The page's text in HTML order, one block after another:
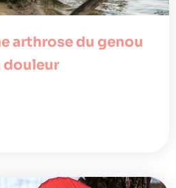
arthrose du genou
douleur